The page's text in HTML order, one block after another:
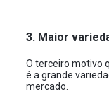
3. Maior
O terceiro motivo
é a grande
mercado.